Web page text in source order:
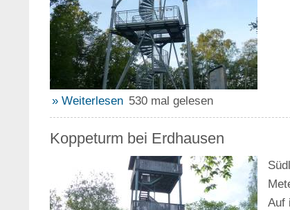
» Weiterlesen 530 mal gelesen
Koppeturm bei Erdhausen
Auf